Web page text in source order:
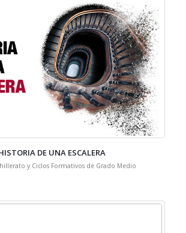
DE UNA ESCALERA
y Ciclos Formativos de Grado Medio